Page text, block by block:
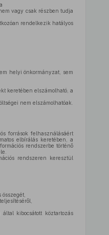
vagy csak részben tudja
rendelkezik hatályos
helyi önkormányzat, sem
keretében elszámolható, a
nem elszámolhatóak.
források felhasználásáért
elbírálás keretében, a
rendszerbe történő
rendszeren keresztül
kibocsátott köztartozás